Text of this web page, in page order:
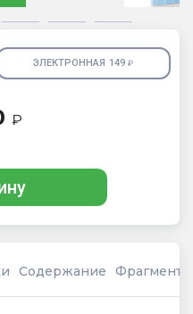
ЭЛЕКТРОННАЯ 149₽
₽
Содержание Фрагмент